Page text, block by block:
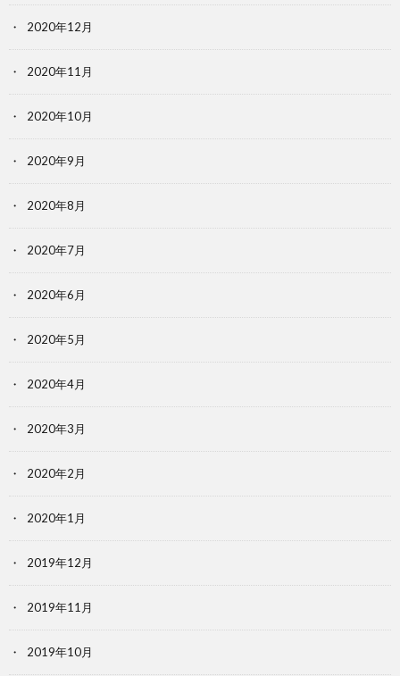
2020年12月
2020年11月
2020年10月
2020年9月
2020年8月
2020年7月
2020年6月
2020年5月
2020年4月
2020年3月
2020年2月
2020年1月
2019年12月
2019年11月
2019年10月